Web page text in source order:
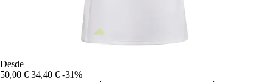
Desde
50,00 € 34,40 € -31%